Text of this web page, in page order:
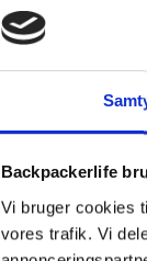
Backpackerlife
Vi bruger cookies
vores trafik. Vi